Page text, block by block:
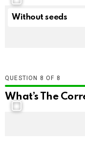
Without seeds
QUESTION OF 8
What’s The